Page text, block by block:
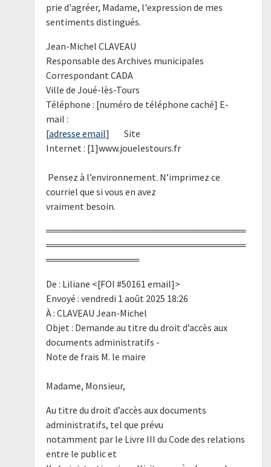
prie d'agréer, Madame, l'expression de mes
sentiments distingués.
Jean-Michel CLAVEAU
Responsable des Archives municipales
Correspondant CADA
Ville de Joué-lès-Tours
Téléphone : [numéro de téléphone caché] E-
mail :
[adresse email] Site
Internet : [1]www.jouelestours.fr
Pensez à l’environnement. N’imprimez ce
courriel que si vous en avez
vraiment besoin.
══════════════════════════════
══════════════════════════════
══════════════
De : Liliane <[FOI #50161 email]>
Envoyé : vendredi 1 août 2025 18:26
À : CLAVEAU Jean-Michel
Objet : Demande au titre du droit d’accès aux
documents administratifs -
Note de frais M. le maire
Madame, Monsieur,
Au titre du droit d’accès aux documents
administratifs, tel que prévu
notamment par le Livre III du Code des relations
entre le public et